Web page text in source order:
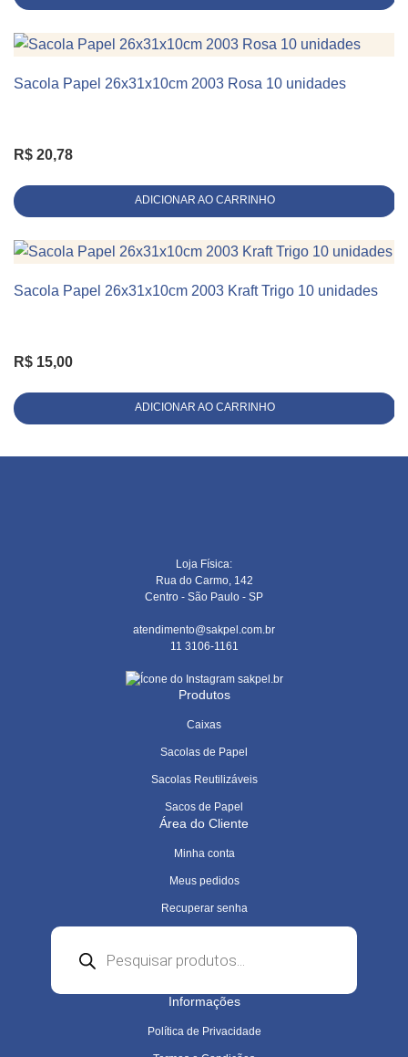
KIT 10 UNIDADES
Sacola Papel 26x31x10cm 2003 Rosa 10 unidades
R$ 20,78
ADICIONAR AO CARRINHO
KIT 10 UNIDADES
Sacola Papel 26x31x10cm 2003 Kraft Trigo 10 unidades
R$ 15,00
ADICIONAR AO CARRINHO
Loja Física:
Rua do Carmo, 142
Centro - São Paulo - SP
atendimento@sakpel.com.br
11 3106-1161
sakpel.br
Produtos
Caixas
Sacolas de Papel
Sacolas Reutilizáveis
Sacos de Papel
Área do Cliente
Minha conta
Meus pedidos
Recuperar senha
produtos
Informações
Política de Privacidade